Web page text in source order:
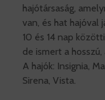
hajótársaság,
van, és hat hajóval
10 és 14 nap
de ismert a hosszú,
A hajók: Insignia,
Sirena, Vista.